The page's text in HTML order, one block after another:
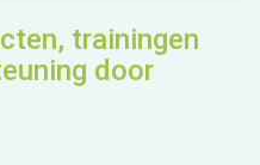
trainingen
door